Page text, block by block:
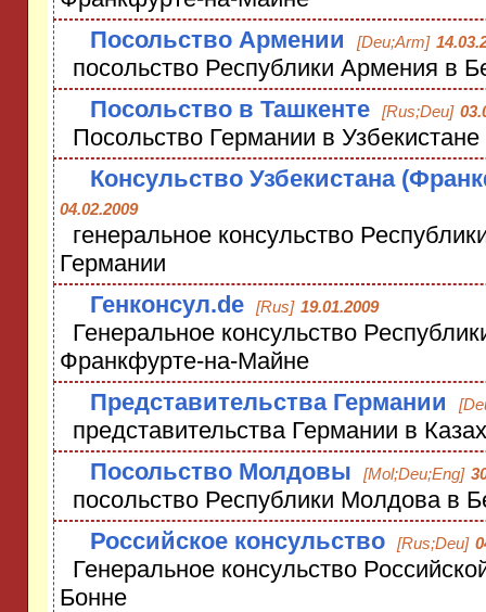
Посольство Армении
[Deu;Arm]
посольство Республики Армения в
Посольство в Ташкенте
[Rus;Deu]
Посольство Германии в Узбекистане
Консульство Узбекистана
04.02.2009
генеральное консульство
Германии
Генконсул.de
[Rus] 19.01.2009
Генеральное консульство
Франкфурте-на-Майне
Представительства Германии
представительства Германии в
Посольство Молдовы
[Mol;Deu;Eng]
посольство Республики Молдова в
Российское консульство
[Rus;Deu]
Генеральное консульство
Бонне